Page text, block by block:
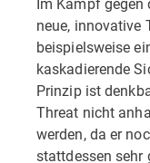
neue, innovative
beispielsweise
kaskadierende
Prinzip ist
Threat nicht
werden, da er
stattdessen sehr